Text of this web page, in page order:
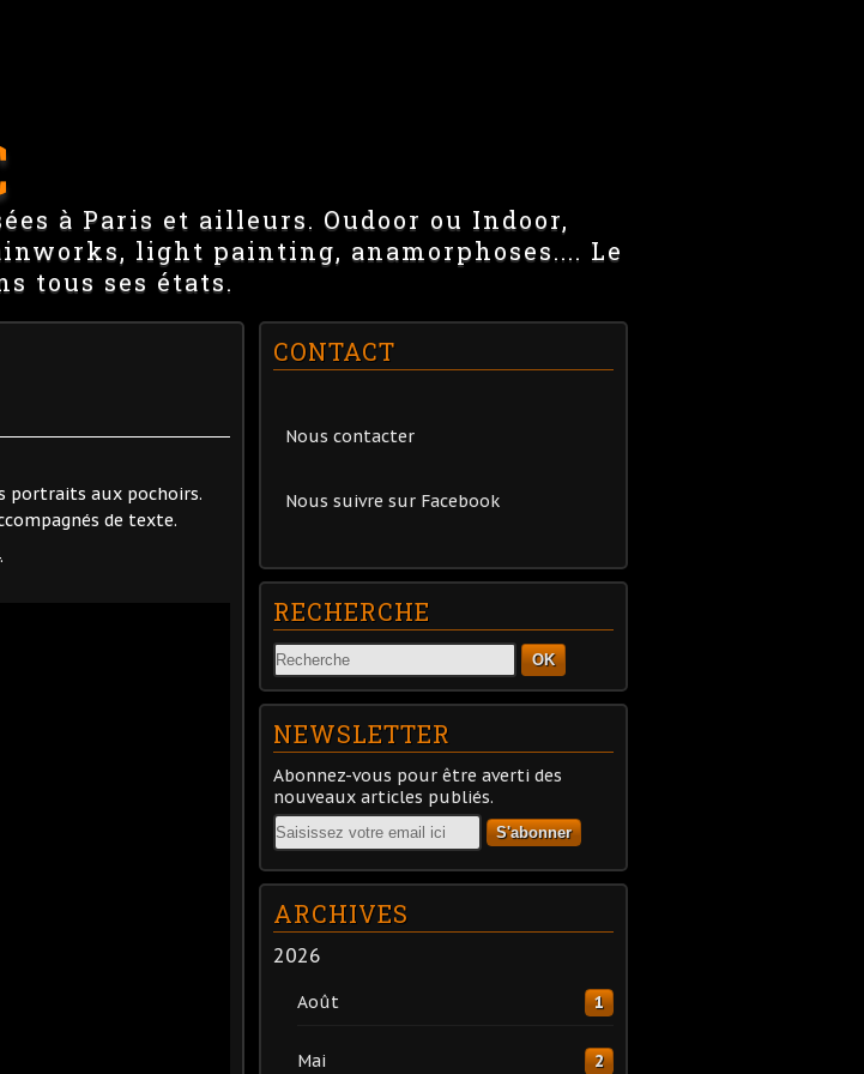
à Paris et ailleurs. Oudoor ou Indoor,
light painting, anamorphoses.... Le
tous ses états.
portraits aux pochoirs.
de texte.
CONTACT
Nous contacter
Nous suivre sur Facebook
RECHERCHE
OK
NEWSLETTER
Abonnez-vous pour être averti des
nouveaux articles publiés.
Email
ARCHIVES
2026
Août 1
Mai 2